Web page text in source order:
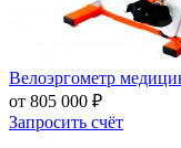
Велоэргометр
от 805 000 ₽
Запросить счёт